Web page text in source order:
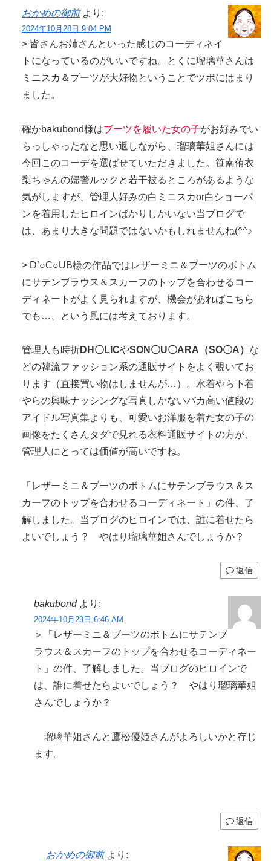
おかめの御前 より:
2024年10月28日 9:04 PM
> 皆さんお姉さんといった感じのコーディネイ
トになっているのがいいですね。とくに瑠璃華さんは
ミニスカ＆ブーツが大好物ということでツボにはまり
ました。
確かbakubond様はブーツを履いた女の子がお好みでい
らっしゃったなと思い返しながら、瑠璃華姐さんには
今回このコーデを選ばせていただきました。笹南侑衣
梨ちゃんの婦警ルックと若干被るところがあるような
気がしますが、管理人好みの白ミニスカor白ショーパ
ンを着用したヒロインばかりしかいない当ブログで
は、あまり大きな問題ではないかもしれませんね(^^♪
> D’○C○UB様の作品ではレザーミニ＆ブーツのボトム
にサテンブラウス＆スカーフのトップを合わせるコー
ディネートがよく見られますが、機会があればこちら
でも…、という風には考えております。
管理人も時折DH〇LICやSON〇U〇ARA（SO〇A） な
どの韓流ファッション系の通販サイトをよく覗いてお
ります（直接買い物はしませんが…）。水着やら下着
やらの興味ナッシングな写真しかないバカ高い値段の
アイドル写真集よりも、可愛いお洋服を着た女の子の
画像をたくさんタダで見れる衣料通販サイトの方が、
管理人にとっては価値が高いですね。
「レザーミニ＆ブーツのボトムにサテンブラウス＆ス
カーフのトップを合わせるコーディネート」の件、了
解しました。当ブログのヒロインでは、誰に着せたら
よいでしょう？ やはり瑠璃華姐さんでしょうか？
返信
bakubond より:
2024年10月29日 6:46 AM
＞「レザーミニ＆ブーツのボトムにサテンブ
ラウス＆スカーフのトップを合わせるコーディネー
ト」の件、了解しました。当ブログのヒロインで
は、誰に着せたらよいでしょう？ やはり瑠璃華姐
さんでしょうか？
瑠璃華姐さんと鷹松優姫さんがよろしいかと存じ
ます。
返信
おかめの御前 より: